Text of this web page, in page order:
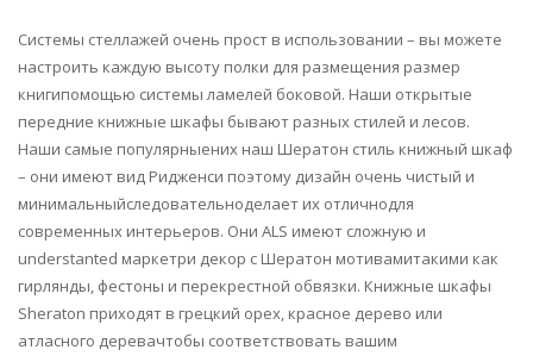
Системы стеллажей очень прост в использовании – вы можете
настроить каждую высоту полки для размещения размер
книгипомощью системы ламелей боковой. Наши открытые
передние книжные шкафы бывают разных стилей и лесов.
Наши самые популярныених наш Шератон стиль книжный шкаф
– они имеют вид Ридженси поэтому дизайн очень чистый и
минимальныйследовательноделает их отличнодля
современных интерьеров. Они ALS имеют сложную и
understanted маркетри декор с Шератон мотивамитакими как
гирлянды, фестоны и перекрестной обвязки. Книжные шкафы
Sheraton приходят в грецкий орех, красное дерево или
атласного деревачтобы соответствовать вашим